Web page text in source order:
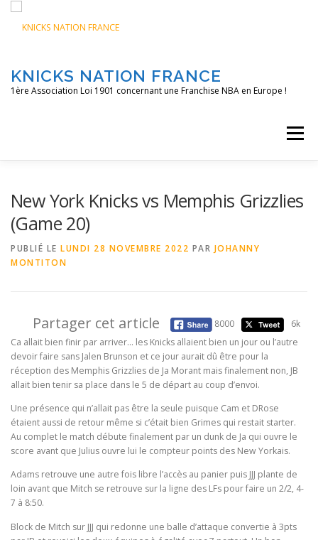
contenu
KNICKS NATION FRANCE
1ère Association Loi 1901 concernant une Franchise NBA en Europe !
Menu
New York Knicks vs Memphis Grizzlies
(Game 20)
PUBLIÉ LE LUNDI 28 NOVEMBRE 2022 PAR JOHANNY
MONTITON
Partager cet article 8000
6k
Ca allait bien finir par arriver… les Knicks allaient bien un jour ou l’autre
devoir faire sans Jalen Brunson et ce jour aurait dû être pour la
réception des Memphis Grizzlies de Ja Morant mais finalement non, JB
allait bien tenir sa place dans le 5 de départ au coup d’envoi.
Une présence qui n’allait pas être la seule puisque Cam et DRose
étaient aussi de retour même si c’était bien Grimes qui restait starter.
Au complet le match débute finalement par un dunk de Ja qui ouvre le
score avant que Julius ouvre lui le compteur points des New Yorkais.
Adams retrouve une autre fois libre l’accès au panier puis JJJ plante de
loin avant que Mitch se retrouve sur la ligne des LFs pour faire un 2/2, 4-
7 à 8:50.
Block de Mitch sur JJJ qui redonne une balle d’attaque convertie à 3pts